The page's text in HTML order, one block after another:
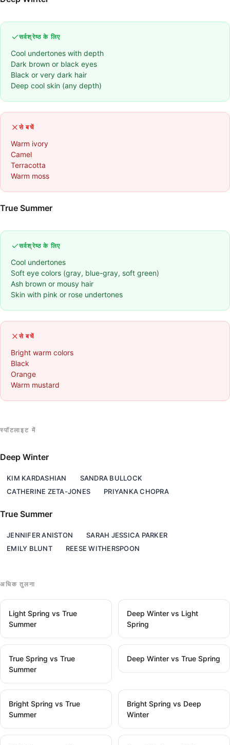
सर्वश्रेष्ठ के लिए
Cool undertones with depth
Dark brown or black eyes
Black or very dark hair
Deep cool skin (any depth)
से बचें
Warm ivory
Camel
Terracotta
Warm moss
True Summer
सर्वश्रेष्ठ के लिए
Cool undertones
Soft eye colors (gray, blue-gray, soft green)
Ash brown or mousy hair
Skin with pink or rose undertones
से बचें
Bright warm colors
Black
Orange
Warm mustard
स्पॉटलाइट में
Deep Winter
KIM KARDASHIAN
SANDRA BULLOCK
CATHERINE ZETA-JONES
PRIYANKA CHOPRA
True Summer
JENNIFER ANISTON
SARAH JESSICA PARKER
EMILY BLUNT
REESE WITHERSPOON
अधिक तुलना
Light Spring vs True
Summer
Deep Winter vs Light
Spring
True Spring vs True
Summer
Deep Winter vs True Spring
Bright Spring vs True
Summer
Bright Spring vs Deep
Winter